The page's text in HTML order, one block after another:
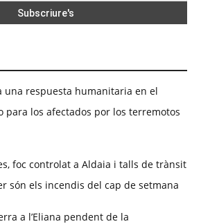
una respuesta humanitaria en el
para los afectados por los terremotos
foc controlat a Aldaia i talls de trànsit
són els incendis del cap de setmana
a l’Eliana pendent de la